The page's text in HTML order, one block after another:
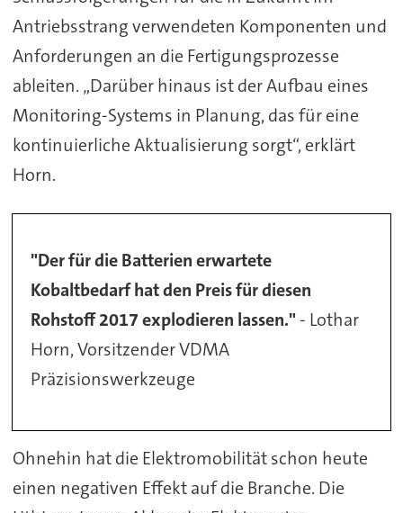
Antriebsstrang verwendeten Komponenten und
Anforderungen an die Fertigungsprozesse
ableiten. „Darüber hinaus ist der Aufbau eines
Monitoring-Systems in Planung, das für eine
kontinuierliche Aktualisierung sorgt“, erklärt
Horn.
"Der für die Batterien erwartete
Kobaltbedarf hat den Preis für diesen
Rohstoff 2017 explodieren lassen."- Lothar
Horn, Vorsitzender VDMA
Präzisionswerkzeuge
Ohnehin hat die Elektromobilität schon heute
einen negativen Effekt auf die Branche. Die